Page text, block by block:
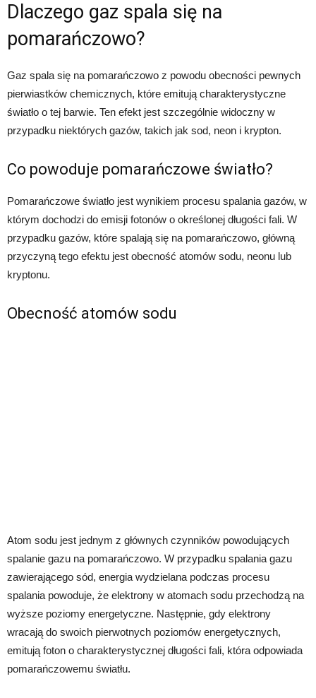
Dlaczego gaz spala się na
pomarańczowo?
Gaz spala się na pomarańczowo z powodu obecności pewnych
pierwiastków chemicznych, które emitują charakterystyczne
światło o tej barwie. Ten efekt jest szczególnie widoczny w
przypadku niektórych gazów, takich jak sod, neon i krypton.
Co powoduje pomarańczowe światło?
Pomarańczowe światło jest wynikiem procesu spalania gazów, w
którym dochodzi do emisji fotonów o określonej długości fali. W
przypadku gazów, które spalają się na pomarańczowo, główną
przyczyną tego efektu jest obecność atomów sodu, neonu lub
kryptonu.
Obecność atomów sodu
Atom sodu jest jednym z głównych czynników powodujących
spalanie gazu na pomarańczowo. W przypadku spalania gazu
zawierającego sód, energia wydzielana podczas procesu
spalania powoduje, że elektrony w atomach sodu przechodzą na
wyższe poziomy energetyczne. Następnie, gdy elektrony
wracają do swoich pierwotnych poziomów energetycznych,
emitują foton o charakterystycznej długości fali, która odpowiada
pomarańczowemu światłu.